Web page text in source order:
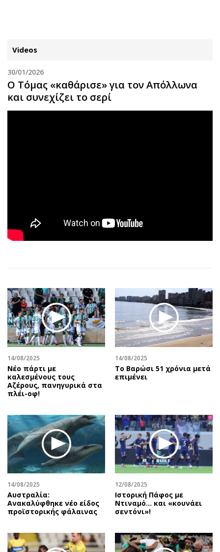
ΚΑΤΗΓΟΡΙΕΣ
Κύπρος
Αθλητισμός
Κύπρος
Κληρώσεις Allwyn
Οικονομική
Οικονομία
Real Estate
Επιχειρήσεις
Αγορές
Money Review
AstroBank Properties
Trends
Ενέργεια
Ναυτιλία
Περιβάλλον
Ελλάδα
Κόσμος
Παράξενα
Πολιτισμός
Σινεμά
Μουσική
Geek
Νέα
Αυτοκίνηση
Αφιερώματα
Πολιτική
Οικονομία
Γενικά
Αναδρομές
Πρόσωπα
Γυναίκα
Showbiz
Ταξίδια
Συνταγές
Έξοδος
Media
Εκπομπές
Wine routes
Uncut
Videos
30/01/2026
Ο Τόμας «καθάρισε» για τον Απόλλωνα
και συνεχίζει το σερί
14/08/2025
Νέο πάρτι με
καλεσμένους τους
Αζέρους, πανηγυρικά στα
πλέι-οφ!
14/08/2025
Το Βαρώσι 51 χρόνια μετά
επιμένει
14/08/2025
Αυστραλία:
Ανακαλύφθηκε νέο είδος
προϊστορικής φάλαινας
12/08/2025
Ιστορική Πάφος με
Ντιναμό… και «κουνάει
σεντόνι»!